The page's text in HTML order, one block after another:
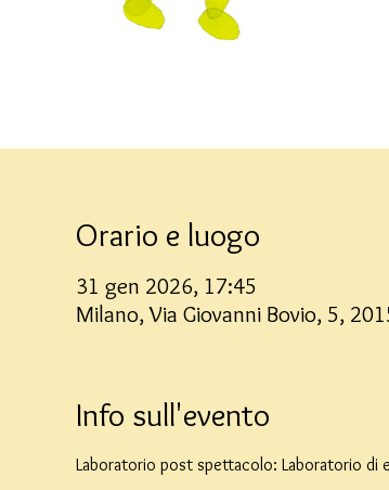
Orario e luogo
31 gen 2026, 17:45
Milano, Via Giovanni Bovio, 5,
Info sull'evento
Laboratorio post spettacolo: Laboratorio di